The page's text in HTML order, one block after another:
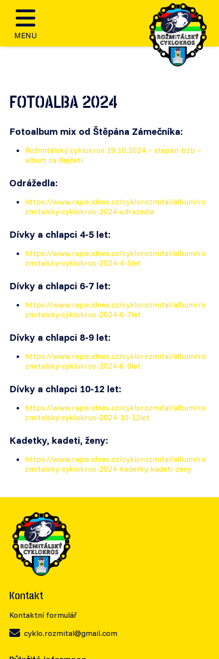
MENU
FOTOALBA 2024
Fotoalbum mix od Štěpána Zámečníka:
Rožmitálský cyklokros 19.10.2024 – stepan-bzb –
album na Rajčeti
Odrážedla:
https://www.rajce.idnes.cz/cyklorozmital/album/ro
zmitalsky-cyklokros-2024-odrazedla
Dívky a chlapci 4-5 let:
https://www.rajce.idnes.cz/cyklorozmital/album/ro
zmitalsky-cyklokros-2024-4-5let
Dívky a chlapci 6-7 let:
https://www.rajce.idnes.cz/cyklorozmital/album/ro
zmitalsky-cyklokros-2024-6-7let
Dívky a chlapci 8-9 let:
https://www.rajce.idnes.cz/cyklorozmital/album/ro
zmitalsky-cyklokros-2024-8-9let
Dívky a chlapci 10-12 let:
https://www.rajce.idnes.cz/cyklorozmital/album/ro
zmitalsky-cyklokros-2024-10-12let
Kadetky, kadeti, ženy:
https://www.rajce.idnes.cz/cyklorozmital/album/ro
zmitalsky-cyklokros-2024-kadetky-kadeti-zeny
Kontakt
Kontaktní formulář
cyklo.rozmital@gmail.com